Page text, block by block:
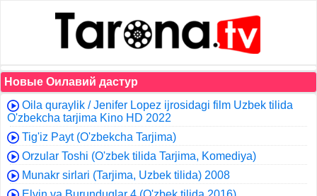
Новые Оилавий дастур
Oila quraylik / Jenifer Lopez ijrosidagi film Uzbek tilida
O'zbekcha tarjima Kino HD 2022
Tig'iz Payt (O'zbekcha Tarjima)
Orzular Toshi (O'zbek tilida Tarjima, Komediya)
Munakr sirlari (Tarjima, Uzbek tilida) 2008